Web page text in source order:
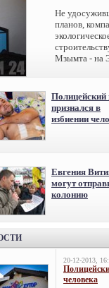
Не
планов,
Мзымта - на
Полицейский
признался в
избиении
Евгения
могут
колонию
20-12-2013,
человека